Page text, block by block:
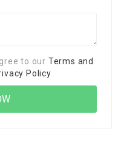
to ourTerms and